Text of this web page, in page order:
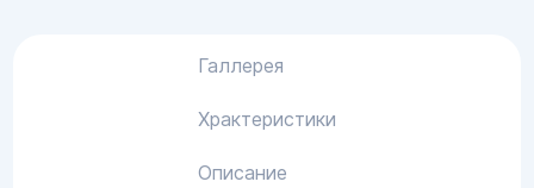
Галлерея
Храктеристики
Описание